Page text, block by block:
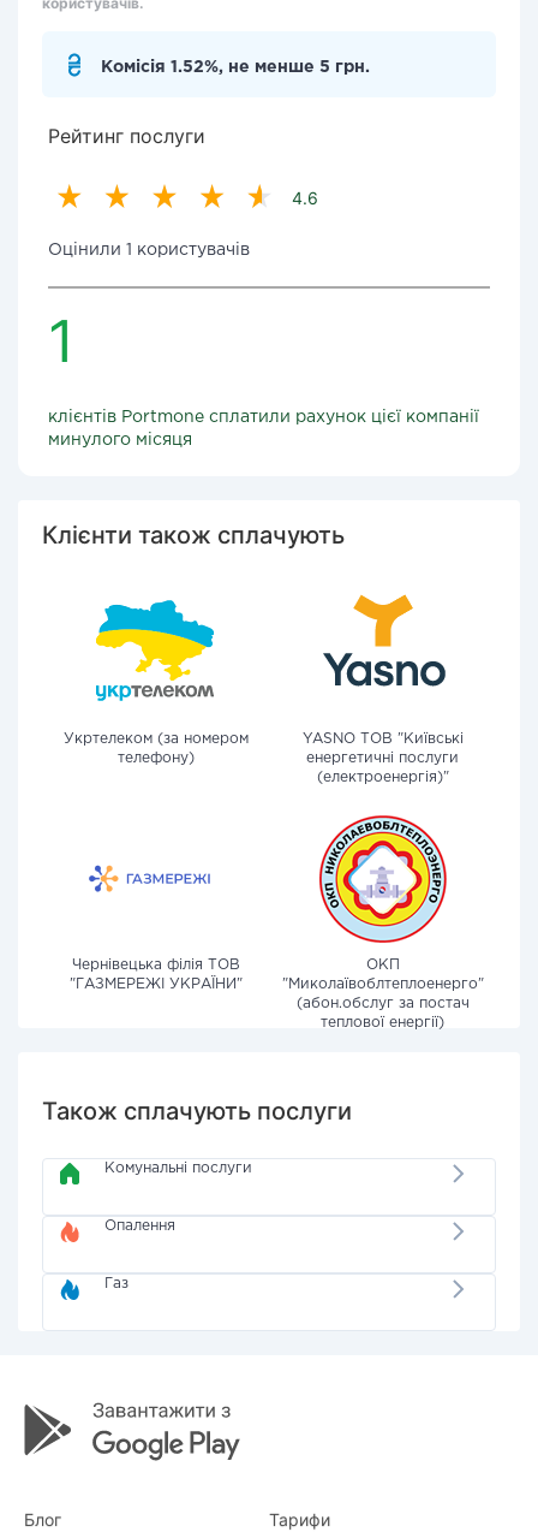
Комісія 1.52%, не менше 5 грн.
Рейтинг послуги
4.6
Оцінили 1 користувачів
1
клієнтів Portmone сплатили рахунок цієї компанії
минулого місяця
Клієнти також сплачують
Укртелеком (за номером
телефону)
YASNO ТОВ "Київські
енергетичні послуги
(електроенергія)"
Чернівецька філія ТОВ
"ГАЗМЕРЕЖІ УКРАЇНИ"
ОКП
"Миколаївоблтеплоенерго"
(абон.обслуг за постач
теплової енергії)
Також сплачують послуги
Комунальні послуги
Опалення
Газ
Блог Тарифи